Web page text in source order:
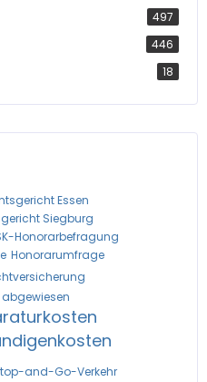
497
446
18
Essen
Siegburg
Honorarbefragung
Honorarumfrage
and-Go-Verkehr